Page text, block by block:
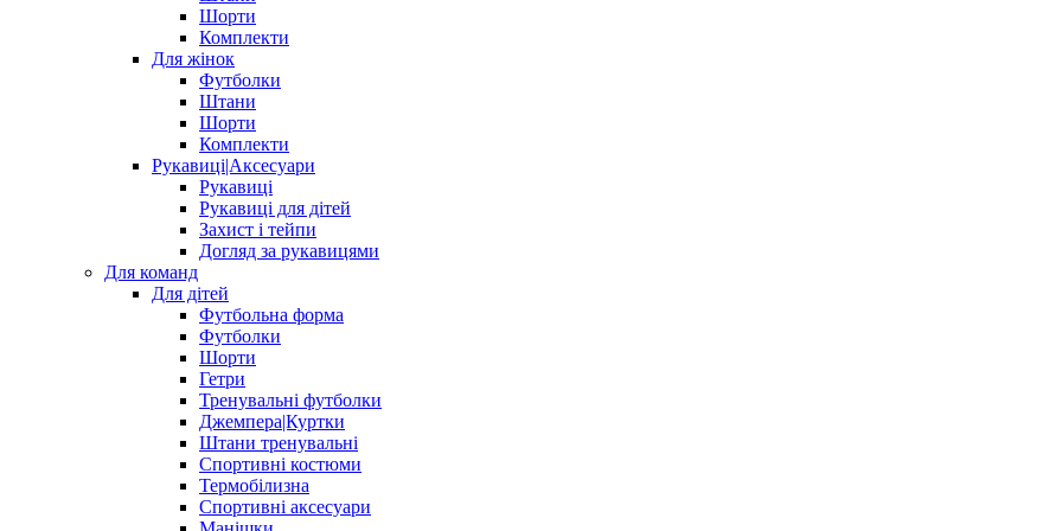
Шорти
Комплекти
Для жінок
Футболки
Штани
Шорти
Комплекти
Рукавиці|Аксесуари
Рукавиці
Рукавиці для дітей
Захист і тейпи
Догляд за рукавицями
Для команд
Для дітей
Футбольна форма
Футболки
Шорти
Гетри
Тренувальні футболки
Джемпера|Куртки
Штани тренувальні
Спортивні костюми
Термобілизна
Спортивні аксесуари